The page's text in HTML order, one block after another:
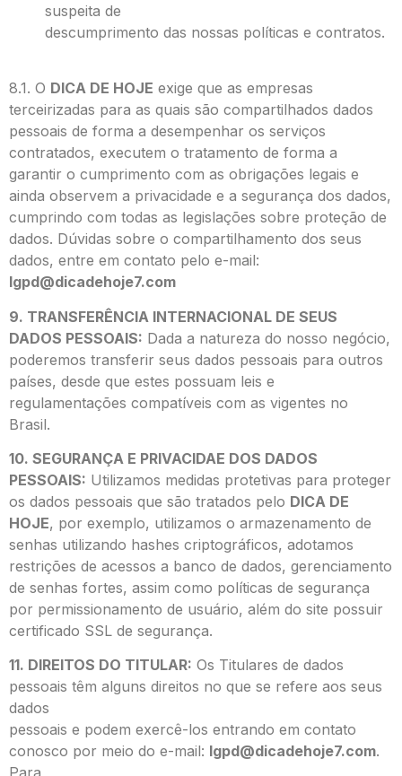
suspeita de
descumprimento das nossas políticas e contratos.
8.1. O DICA DE HOJE exige que as empresas
terceirizadas para as quais são compartilhados dados
pessoais de forma a desempenhar os serviços
contratados, executem o tratamento de forma a
garantir o cumprimento com as obrigações legais e
ainda observem a privacidade e a segurança dos dados,
cumprindo com todas as legislações sobre proteção de
dados. Dúvidas sobre o compartilhamento dos seus
dados, entre em contato pelo e-mail:
lgpd@dicadehoje7.com
9. TRANSFERÊNCIA INTERNACIONAL DE SEUS
DADOS PESSOAIS: Dada a natureza do nosso negócio,
poderemos transferir seus dados pessoais para outros
países, desde que estes possuam leis e
regulamentações compatíveis com as vigentes no
Brasil.
10. SEGURANÇA E PRIVACIDAE DOS DADOS
PESSOAIS: Utilizamos medidas protetivas para proteger
os dados pessoais que são tratados pelo DICA DE
HOJE, por exemplo, utilizamos o armazenamento de
senhas utilizando hashes criptográficos, adotamos
restrições de acessos a banco de dados, gerenciamento
de senhas fortes, assim como políticas de segurança
por permissionamento de usuário, além do site possuir
certificado SSL de segurança.
11. DIREITOS DO TITULAR: Os Titulares de dados
pessoais têm alguns direitos no que se refere aos seus
dados
pessoais e podem exercê-los entrando em contato
conosco por meio do e-mail: lgpd@dicadehoje7.com.